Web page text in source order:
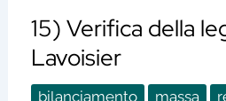
15) Verifica della
Lavoisier
bilanciamento massa